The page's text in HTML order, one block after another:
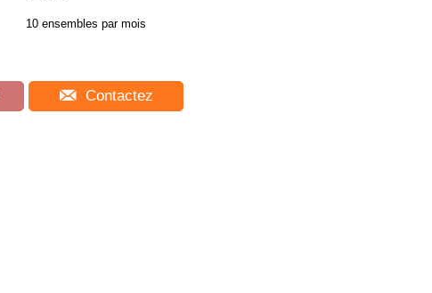
10 ensembles par mois
Contactez